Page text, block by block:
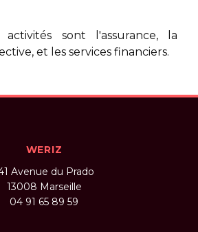
activités sont l'assurance, la
et les services financiers.
WERIZ
Avenue du Prado
13008 Marseille
04 91 65 89 59